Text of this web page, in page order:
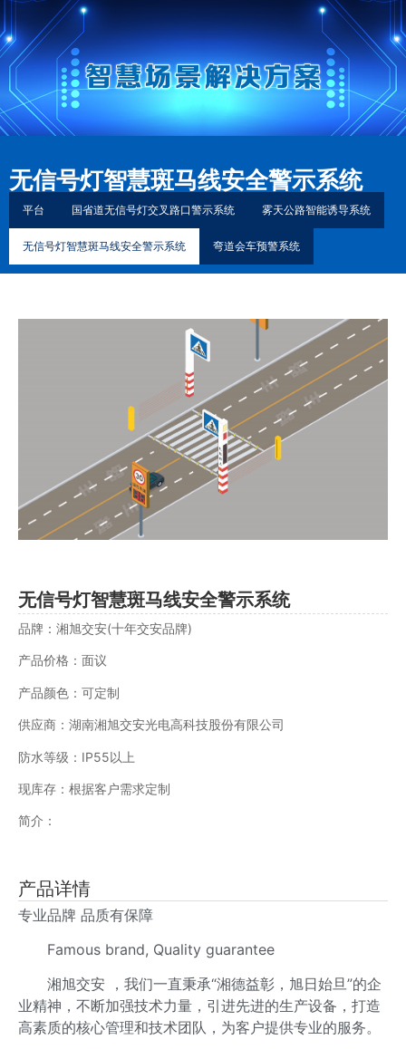
无信号灯智慧斑马线安全警示系统
平台 国省道无信号灯交叉路口警示系统 雾天公路智能诱导系统
无信号灯智慧斑马线安全警示系统 弯道会车预警系统
无信号灯智慧斑马线安全警示系统
品牌：湘旭交安(十年交安品牌)
产品价格：面议
产品颜色：可定制
供应商：湖南湘旭交安光电高科技股份有限公司
防水等级：IP55以上
现库存：根据客户需求定制
简介：
产品详情
专业品牌 品质有保障
Famous brand, Quality guarantee
湘旭交安 ，我们一直秉承“湘德益彰，旭日始旦”的企
业精神，不断加强技术力量，引进先进的生产设备，打造
高素质的核心管理和技术团队，为客户提供专业的服务。